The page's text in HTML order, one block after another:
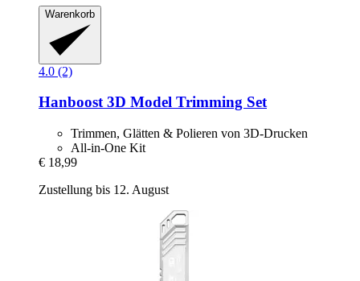
Warenkorb
4.0 (2)
Hanboost3D Model Trimming Set
Trimmen, Glätten & Polieren von 3D-Drucken
All-in-One Kit
€ 18,99
Zustellung bis 12. August